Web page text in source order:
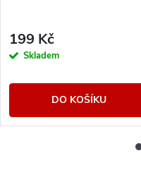
199 Kč
Skladem
DO KOŠÍKU